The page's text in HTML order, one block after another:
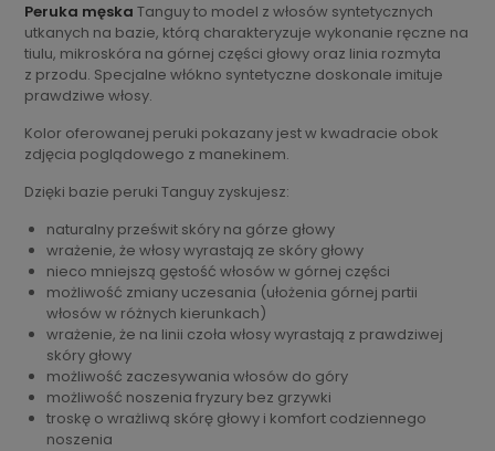
Peruka męska Tanguy to model z włosów syntetycznych
utkanych na bazie, którą charakteryzuje wykonanie ręczne na
tiulu, mikroskóra na górnej części głowy oraz linia rozmyta
z przodu. Specjalne włókno syntetyczne doskonale imituje
prawdziwe włosy.
Kolor oferowanej peruki pokazany jest w kwadracie obok
zdjęcia poglądowego z manekinem.
Dzięki bazie peruki Tanguy zyskujesz:
naturalny prześwit skóry na górze głowy
wrażenie, że włosy wyrastają ze skóry głowy
nieco mniejszą gęstość włosów w górnej części
możliwość zmiany uczesania (ułożenia górnej partii
włosów w różnych kierunkach)
wrażenie, że na linii czoła włosy wyrastają z prawdziwej
skóry głowy
możliwość zaczesywania włosów do góry
możliwość noszenia fryzury bez grzywki
troskę o wrażliwą skórę głowy i komfort codziennego
noszenia